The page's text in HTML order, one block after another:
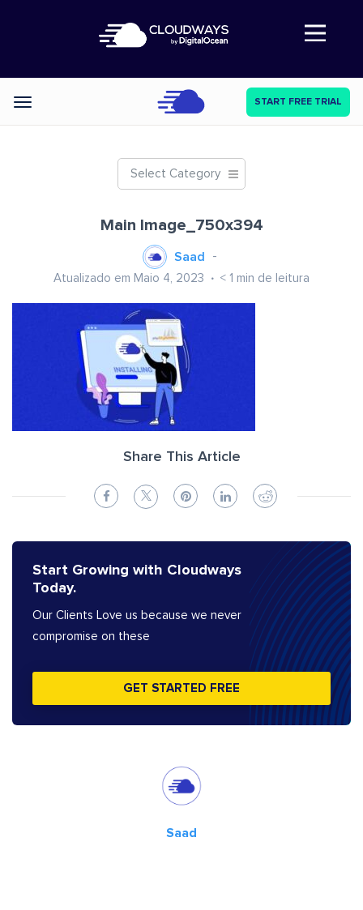
Abre a navegação
Categories START FREE TRIAL
Select Category
Main Image_750x394
Saad
Atualizado em Maio 4, 2023 < 1 min de leitura
Share This Article
Start Growing with Cloudways
Today.
Our Clients Love us because we never
compromise on these
GET STARTED FREE
Saad